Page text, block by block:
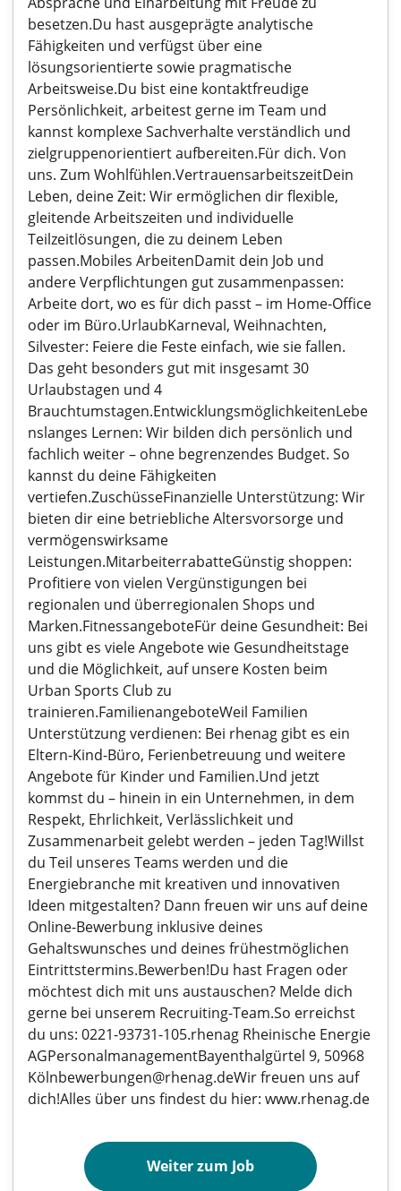
besetzen.Du hast ausgeprägte analytische
Fähigkeiten und verfügst über eine
lösungsorientierte sowie pragmatische
Arbeitsweise.Du bist eine kontaktfreudige
Persönlichkeit, arbeitest gerne im Team und
kannst komplexe Sachverhalte verständlich und
zielgruppenorientiert aufbereiten.Für dich. Von
uns. Zum Wohlfühlen.VertrauensarbeitszeitDein
Leben, deine Zeit: Wir ermöglichen dir flexible,
gleitende Arbeitszeiten und individuelle
Teilzeitlösungen, die zu deinem Leben
passen.Mobiles ArbeitenDamit dein Job und
andere Verpflichtungen gut zusammenpassen:
Arbeite dort, wo es für dich passt – im Home-Office
oder im Büro.UrlaubKarneval, Weihnachten,
Silvester: Feiere die Feste einfach, wie sie fallen.
Das geht besonders gut mit insgesamt 30
Urlaubstagen und 4
Brauchtumstagen.EntwicklungsmöglichkeitenLebe
nslanges Lernen: Wir bilden dich persönlich und
fachlich weiter – ohne begrenzendes Budget. So
kannst du deine Fähigkeiten
vertiefen.ZuschüsseFinanzielle Unterstützung: Wir
bieten dir eine betriebliche Altersvorsorge und
vermögenswirksame
Leistungen.MitarbeiterrabatteGünstig shoppen:
Profitiere von vielen Vergünstigungen bei
regionalen und überregionalen Shops und
Marken.FitnessangeboteFür deine Gesundheit: Bei
uns gibt es viele Angebote wie Gesundheitstage
und die Möglichkeit, auf unsere Kosten beim
Urban Sports Club zu
trainieren.FamilienangeboteWeil Familien
Unterstützung verdienen: Bei rhenag gibt es ein
Eltern-Kind-Büro, Ferienbetreuung und weitere
Angebote für Kinder und Familien.Und jetzt
kommst du – hinein in ein Unternehmen, in dem
Respekt, Ehrlichkeit, Verlässlichkeit und
Zusammenarbeit gelebt werden – jeden Tag!Willst
du Teil unseres Teams werden und die
Energiebranche mit kreativen und innovativen
Ideen mitgestalten? Dann freuen wir uns auf deine
Online-Bewerbung inklusive deines
Gehaltswunsches und deines frühestmöglichen
Eintrittstermins.Bewerben!Du hast Fragen oder
möchtest dich mit uns austauschen? Melde dich
gerne bei unserem Recruiting-Team.So erreichst
du uns: 0221-93731-105.rhenag Rheinische Energie
AGPersonalmanagementBayenthalgürtel 9, 50968
Kölnbewerbungen@rhenag.deWir freuen uns auf
dich!Alles über uns findest du hier: www.rhenag.de
Weiter zum Job